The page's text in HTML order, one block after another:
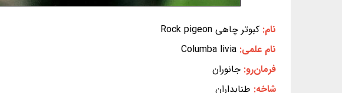
نام: کبوتر چاهی Rock pigeon
نام علمی: Columba livia
فرمان‌رو: جانوران
شاخه: طنابداران